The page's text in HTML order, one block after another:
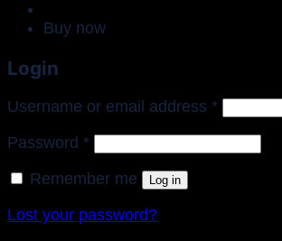
Buy now
Login
Username or email address *Required
Password *Required
Remember me Log in
Lost your password?